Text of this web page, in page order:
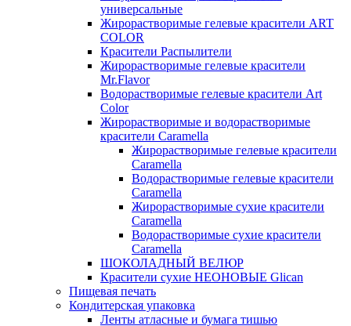
универсальные
Жирорастворимые гелевые красители ART
COLOR
Красители Распылители
Жирорастворимые гелевые красители
Mr.Flavor
Водорастворимые гелевые красители Art
Color
Жирорастворимые и водорастворимые
красители Caramella
Жирорастворимые гелевые красители
Caramella
Водорастворимые гелевые красители
Caramella
Жирорастворимые сухие красители
Caramella
Водорастворимые сухие красители
Caramella
ШОКОЛАДНЫЙ ВЕЛЮР
Красители сухие НЕОНОВЫЕ Glican
Пищевая печать
Кондитерская упаковка
Ленты атласные и бумага тишью